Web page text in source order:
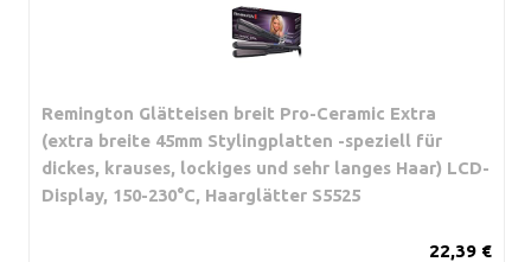
Remington Glätteisen breit Pro-Ceramic Extra
(extra breite 45mm Stylingplatten -speziell für
dickes, krauses, lockiges und sehr langes Haar) LCD-
Display, 150-230°C, Haarglätter S5525
22,39 €